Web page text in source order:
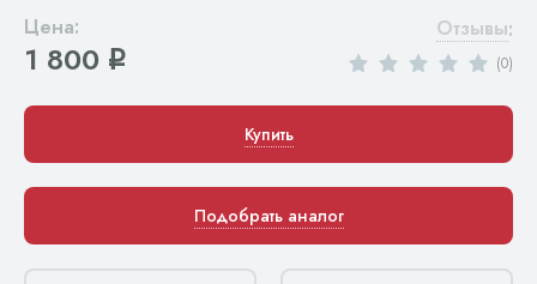
Цена:
1 800 q
Отзывы:
(0)
Купить
Подобрать аналог